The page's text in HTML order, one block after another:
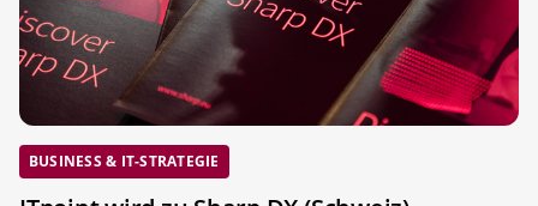
BUSINESS & IT-STRATEGIE